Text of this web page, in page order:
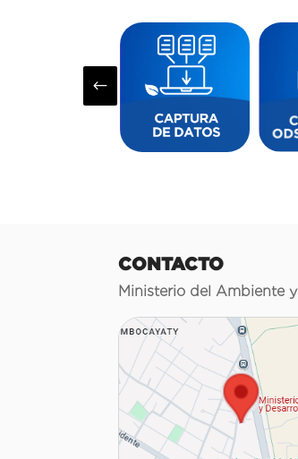
#
CONTACTO
Ministerio del Ambiente